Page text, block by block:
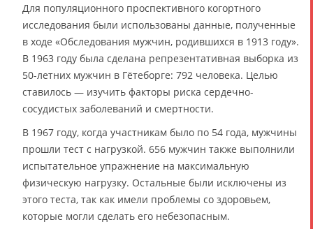
Для популяционного проспективного когортного
исследования были использованы данные, полученные
в ходе «Обследования мужчин, родившихся в 1913 году».
В 1963 году была сделана репрезентативная выборка из
50-летних мужчин в Гётеборге: 792 человека. Целью
ставилось — изучить факторы риска сердечно-
сосудистых заболеваний и смертности.
В 1967 году, когда участникам было по 54 года, мужчины
прошли тест с нагрузкой. 656 мужчин также выполнили
испытательное упражнение на максимальную
физическую нагрузку. Остальные были исключены из
этого теста, так как имели проблемы со здоровьем,
которые могли сделать его небезопасным.